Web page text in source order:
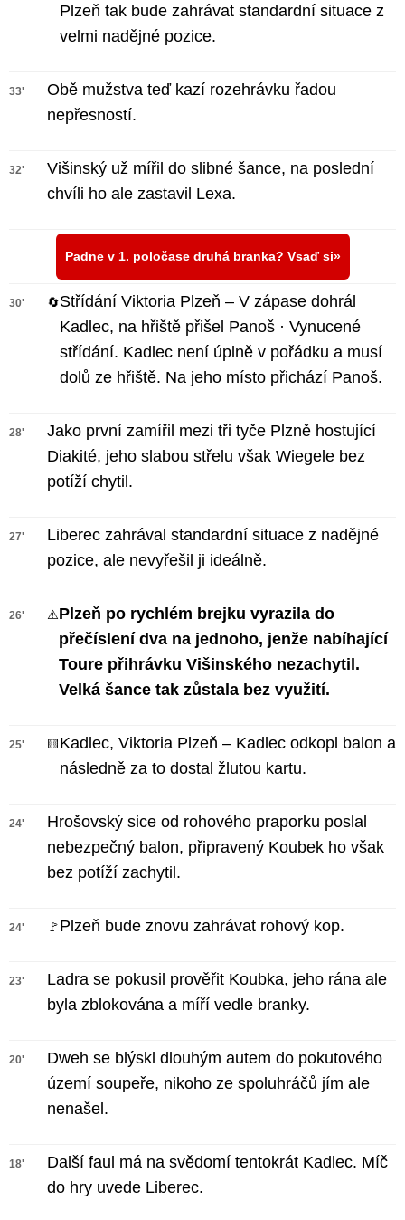
Plzeň tak bude zahrávat standardní situace z
velmi nadějné pozice.
33'
Obě mužstva teď kazí rozehrávku řadou
nepřesností.
32'
Višinský už mířil do slibné šance, na poslední
chvíli ho ale zastavil Lexa.
Padne v 1. poločase druhá branka? Vsaď si
30' 🔄Střídání Viktoria Plzeň – V zápase dohrál
Kadlec, na hřiště přišel Panoš · Vynucené
střídání. Kadlec není úplně v pořádku a musí
dolů ze hřiště. Na jeho místo přichází Panoš.
28'
Jako první zamířil mezi tři tyče Plzně hostující
Diakité, jeho slabou střelu však Wiegele bez
potíží chytil.
27'
Liberec zahrával standardní situace z nadějné
pozice, ale nevyřešil ji ideálně.
26' ⚠️Plzeň po rychlém brejku vyrazila do
přečíslení dva na jednoho, jenže nabíhající
Toure přihrávku Višinského nezachytil.
Velká šance tak zůstala bez využití.
25' 🟨Kadlec, Viktoria Plzeň – Kadlec odkopl balon a
následně za to dostal žlutou kartu.
24'
Hrošovský sice od rohového praporku poslal
nebezpečný balon, připravený Koubek ho však
bez potíží zachytil.
24' 🚩Plzeň bude znovu zahrávat rohový kop.
23'
Ladra se pokusil prověřit Koubka, jeho rána ale
byla zblokována a míří vedle branky.
20'
Dweh se blýskl dlouhým autem do pokutového
území soupeře, nikoho ze spoluhráčů jím ale
nenašel.
18'
Další faul má na svědomí tentokrát Kadlec. Míč
do hry uvede Liberec.